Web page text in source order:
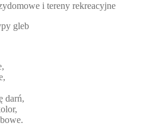
i tereny rekreacyjne
gleb
darń,